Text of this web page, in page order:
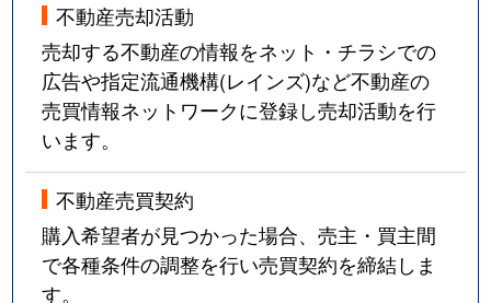
不動産売却活動
売却する不動産の情報をネット・チラシでの
広告や指定流通機構(レインズ)など不動産の
売買情報ネットワークに登録し売却活動を行
います。
不動産売買契約
購入希望者が見つかった場合、売主・買主間
で各種条件の調整を行い売買契約を締結しま
す。